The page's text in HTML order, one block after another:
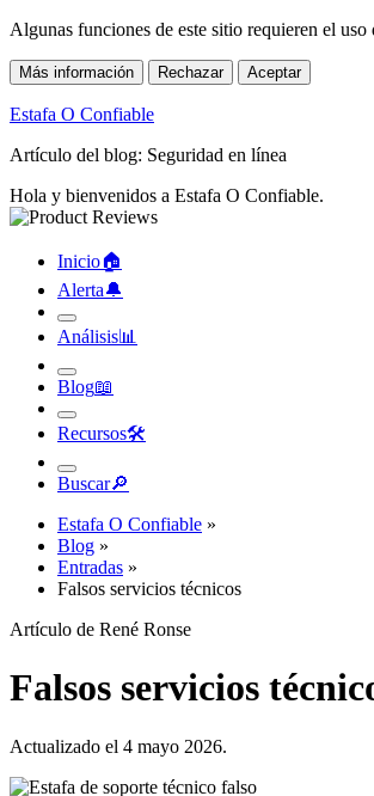
Algunas funciones de este sitio requieren el
Más información Rechazar Aceptar
Estafa O Confiable
Artículo del blog: Seguridad en línea
Hola y bienvenidos a Estafa O Confiable.
Inicio🏠︎
Alerta🔔︎
Análisis📊︎
Blog📖︎
Recursos🛠︎
Buscar🔎︎
Estafa O Confiable »
Blog »
Entradas »
Falsos servicios técnicos
Artículo de René Ronse
Falsos servicios
Actualizado el 4 mayo 2026.